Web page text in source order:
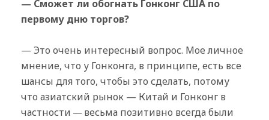
— Сможет ли обогнать Гонконг США по
первому дню торгов?
— Это очень интересный вопрос. Мое личное
мнение, что у Гонконга, в принципе, есть все
шансы для того, чтобы это сделать, потому
что азиатский рынок — Китай и Гонконг в
частности —весьма позитивно всегда были